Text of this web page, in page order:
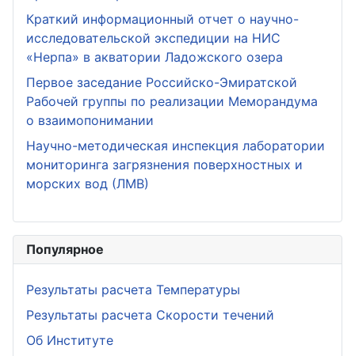
Краткий информационный отчет о научно-
исследовательской экспедиции на НИС
«Нерпа» в акватории Ладожского озера
Первое заседание Российско-Эмиратской
Рабочей группы по реализации Меморандума
о взаимопонимании
Научно-методическая инспекция лаборатории
мониторинга загрязнения поверхностных и
морских вод (ЛМВ)
Популярное
Результаты расчета Температуры
Результаты расчета Скорости течений
Об Институте